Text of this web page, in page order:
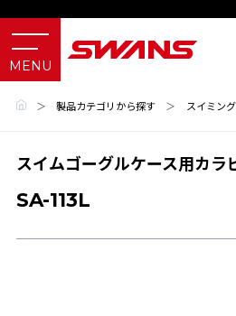
＞ 製品カテゴリから探す ＞ スイミン
スイムゴーグルケース用カラ
SA-113L